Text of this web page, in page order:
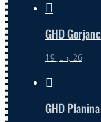

GHD
19 Jun, 26

GHD